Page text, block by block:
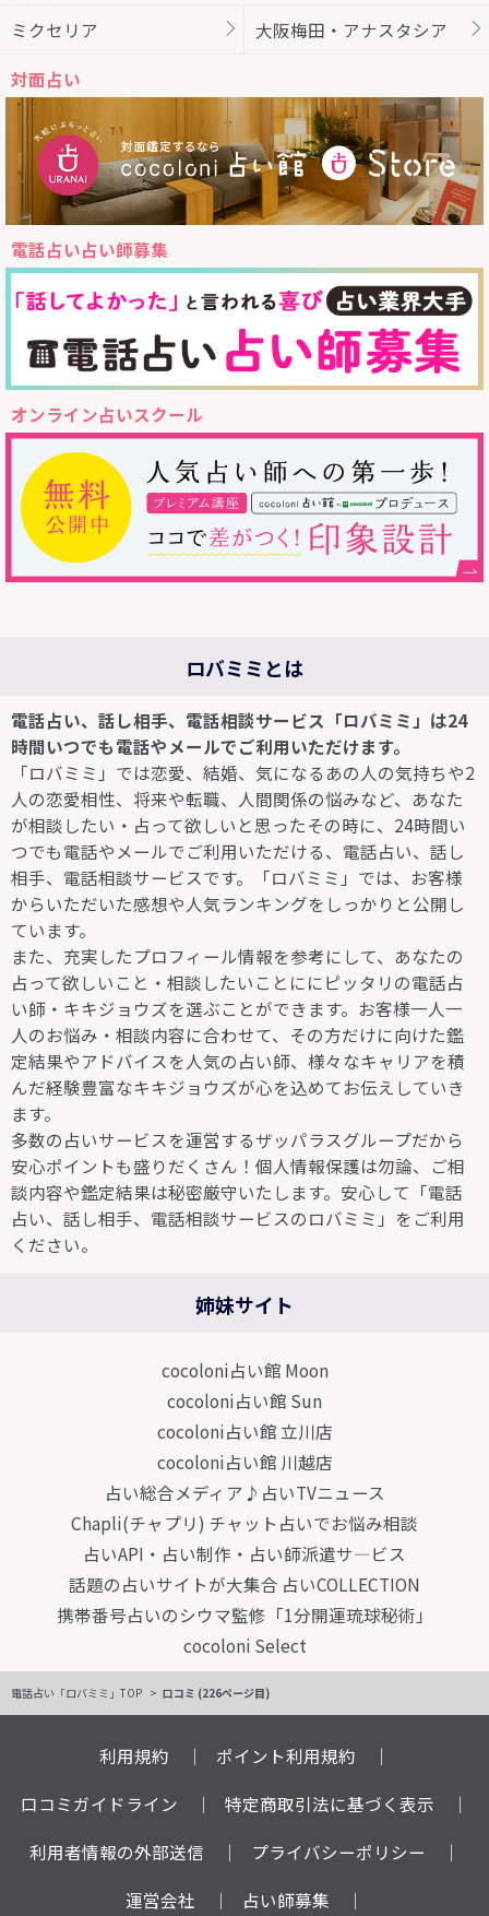
ミクセリア
大阪梅田・アナスタシア
対面占い
電話占い占い師募集
オンライン占いスクール
ロバミミとは
電話占い、話し相手、電話相談サービス「ロバミミ」は24
時間いつでも電話やメールでご利用いただけます。
「ロバミミ」では恋愛、結婚、気になるあの人の気持ちや2
人の恋愛相性、将来や転職、人間関係の悩みなど、あなた
が相談したい・占って欲しいと思ったその時に、24時間い
つでも電話やメールでご利用いただける、電話占い、話し
相手、電話相談サービスです。「ロバミミ」では、お客様
からいただいた感想や人気ランキングをしっかりと公開し
ています。
また、充実したプロフィール情報を参考にして、あなたの
占って欲しいこと・相談したいことににピッタリの電話占
い師・キキジョウズを選ぶことができます。お客様一人一
人のお悩み・相談内容に合わせて、その方だけに向けた鑑
定結果やアドバイスを人気の占い師、様々なキャリアを積
んだ経験豊富なキキジョウズが心を込めてお伝えしていき
ます。
多数の占いサービスを運営するザッパラスグループだから
安心ポイントも盛りだくさん！個人情報保護は勿論、ご相
談内容や鑑定結果は秘密厳守いたします。安心して「電話
占い、話し相手、電話相談サービスのロバミミ」をご利用
ください。
姉妹サイト
cocoloni占い館 Moon
cocoloni占い館 Sun
cocoloni占い館 立川店
cocoloni占い館 川越店
占い総合メディア♪占いTVニュース
Chapli(チャプリ) チャット占いでお悩み相談
占いAPI・占い制作・占い師派遣サ―ビス
話題の占いサイトが大集合 占いCOLLECTION
携帯番号占いのシウマ監修「1分開運琉球秘術」
cocoloni Select
電話占い「ロバミミ」TOP 口コミ (226ページ目)
利用規約
ポイント利用規約
口コミガイドライン
特定商取引法に基づく表示
利用者情報の外部送信
プライバシーポリシー
運営会社
占い師募集